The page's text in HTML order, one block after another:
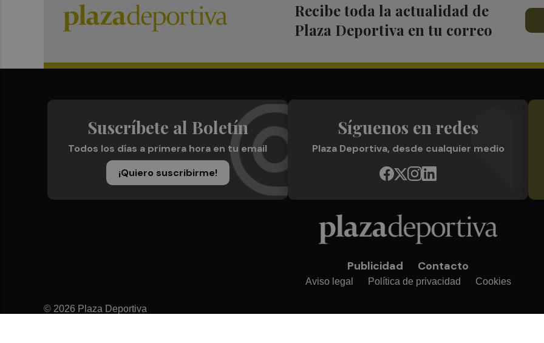
Recibe toda la actualidad de
Plaza Deportiva en tu correo
Suscríbete al Boletín
Todos los días a primera hora en tu email
¡Quiero suscribirme!
Síguenos en redes
Plaza Deportiva, desde cualquier medio
Publicidad Contacto
Aviso legal Política de privacidad Cookies
© 2026 Plaza Deportiva